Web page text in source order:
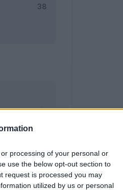
processing of your personal or
use the below opt-out section to
request is processed you may
utilized by us or personal